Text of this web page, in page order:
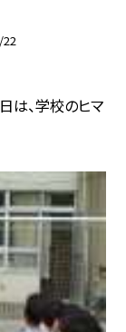
は、学校のヒマ